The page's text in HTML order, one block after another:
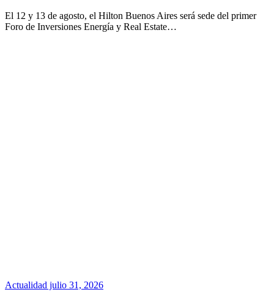
El 12 y 13 de agosto, el Hilton Buenos Aires será sede del primer
Foro de Inversiones Energía y Real Estate…
Actualidad julio 31, 2026